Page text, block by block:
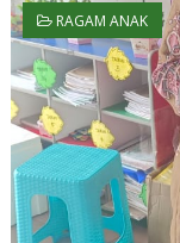
RAGAM ANAK